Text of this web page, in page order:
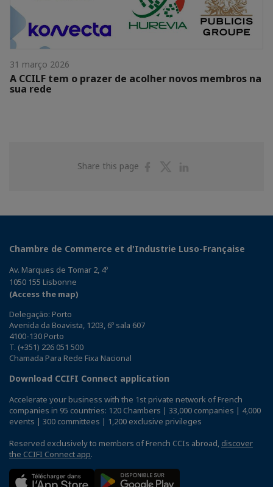
31 março 2026
A CCILF tem o prazer de acolher novos membros na
sua rede
Share this page
ShareShare
Chambre de Commerce et d'Industrie Luso-Française
Av. Marques de Tomar 2, 4º
1050 155 Lisbonne
(Access the map)
Delegação: Porto
Avenida da Boavista, 1203, 6º sala 607
4100-130 Porto
T. (+351) 226 051 500
Chamada Para Rede Fixa Nacional
Download CCIFI Connect application
Accelerate your business with the 1st private network of French
companies in 95 countries: 120 Chambers | 33,000 companies | 4,000
events | 300 committees | 1,200 exclusive privileges
Reserved exclusively to members of French CCIs abroad, discover
the CCIFI Connect app.